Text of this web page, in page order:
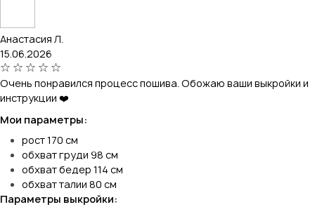
Анастасия Л.
15.06.2026
Очень понравился процесс пошива. Обожаю ваши выкройки и
инструкции ❤️
Мои параметры:
рост 170 см
обхват груди 98 см
обхват бедер 114 см
обхват талии 80 см
Параметры выкройки: